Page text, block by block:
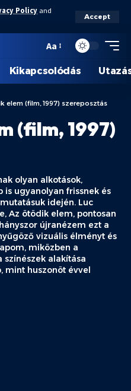
Policy and
Accept
Aa
Kikapcsolódás
elem (film, 1997) szereposztás
(film, 1997)
olyan alkotások,
is ugyanolyan frissnek és
idején. Luc
Az ötödik elem, pontosan
újranézem ezt a
vizuális élményt és
miközben a
alakítása
mint huszonöt évvel